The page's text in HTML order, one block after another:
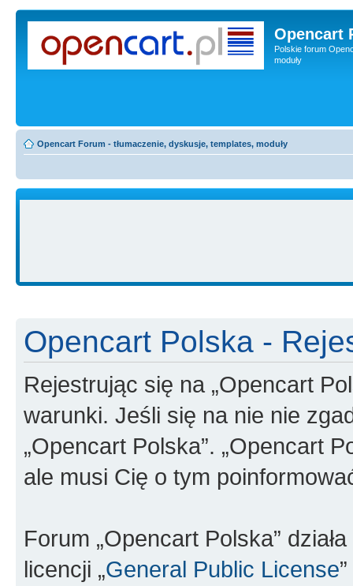
Opencart
Polskie forum
moduły
Opencart Forum - tłumaczenie, dyskusje, templates, moduły
Opencart Polska -
Rejestrując się na „Opencart
warunki. Jeśli się na nie nie
„Opencart Polska”. „Opencart
ale musi Cię o tym
Forum „Opencart Polska”
licencji „General Public License